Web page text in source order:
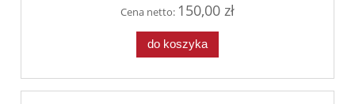
Cena netto: 150,00 zł
do koszyka